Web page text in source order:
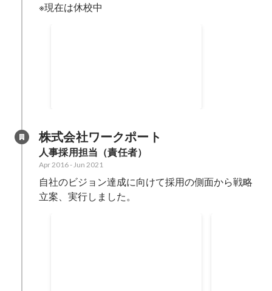
※現在は休校中
株式会社ワークポート
人事採用担当（責任者）
Apr 2016- Jun 2021
自社のビジョン達成に向けて採用の側面から戦略
立案、実行しました。